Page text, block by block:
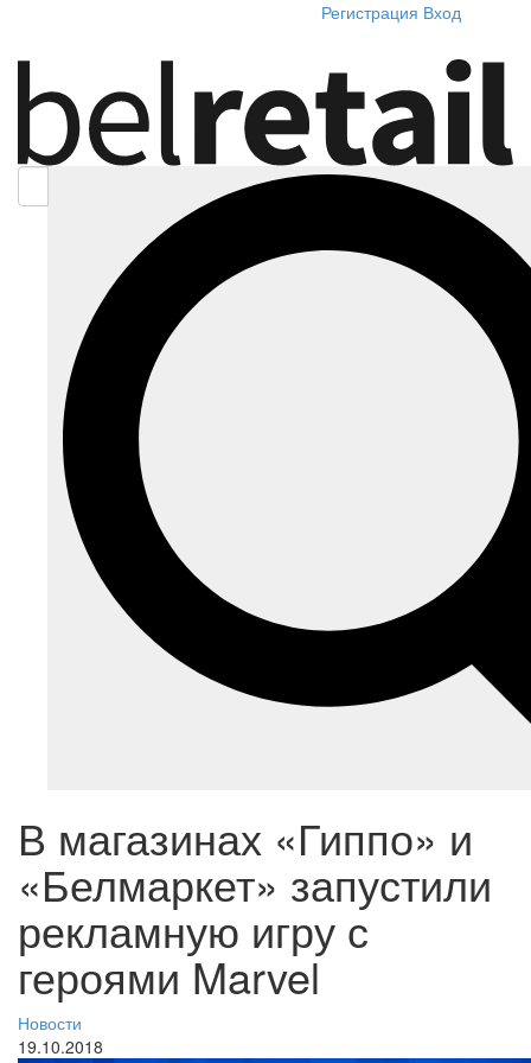
Регистрация Вход
В магазинах «Гиппо» и
«Белмаркет» запустили
рекламную игру с
героями Marvel
Новости
19.10.2018